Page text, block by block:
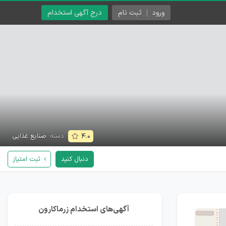
درج آگهی استخدام ورود ثبت نام
۴.۰ دسته: صنایع غذایی
دنبال کنید ثبت امتیاز
آگهی‌های استخدام زرماکارون